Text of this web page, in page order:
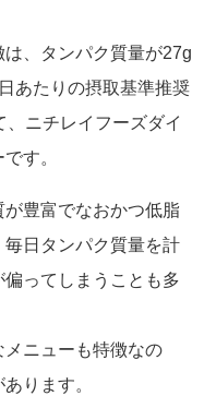
は、タンパク質量が27g
あたりの摂取基準推奨
ニチレイフーズダイ
す。
豊富でなおかつ低脂
日タンパク質量を計
ってしまうことも多
ニューも特徴なの
ります。